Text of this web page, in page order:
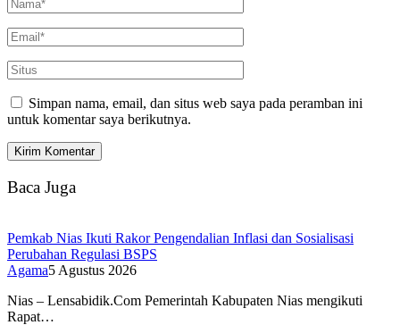
Simpan nama, email, dan situs web saya pada peramban ini
untuk komentar saya berikutnya.
Baca Juga
Pemkab Nias Ikuti Rakor Pengendalian Inflasi dan Sosialisasi
Perubahan Regulasi BSPS
Agama5 Agustus 2026
Nias – Lensabidik.Com Pemerintah Kabupaten Nias mengikuti
Rapat…